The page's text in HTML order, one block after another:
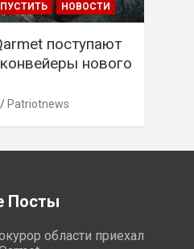
НОВОСТИ
поступают
нового
Patriotnews
Посты
области приехал